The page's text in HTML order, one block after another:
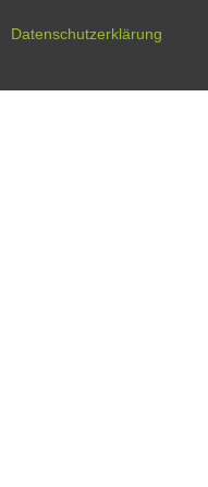
Datenschutzerklärung